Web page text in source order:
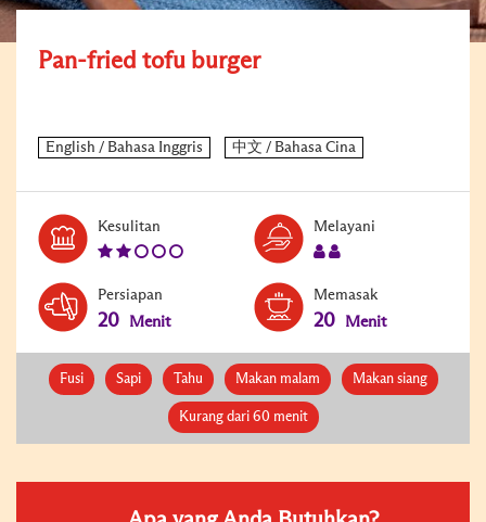
Pan-fried tofu burger
Kesulitan Melayani
Persiapan
20 Menit
Memasak
20 Menit
Fusi Sapi Tahu Makan malam Makan siang
Kurang dari 60 menit